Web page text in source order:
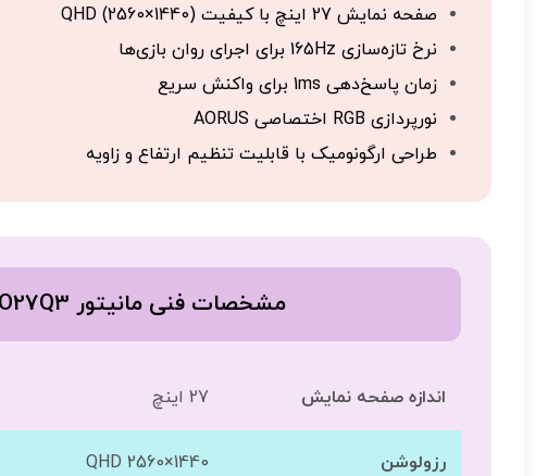
صفحه نمایش 27 اینچ با کیفیت QHD (2560×1440)
نرخ تازه‌سازی 165Hz برای اجرای روان بازی‌ها
زمان پاسخ‌دهی 1ms برای واکنش سریع
نورپردازی RGB اختصاصی AORUS
طراحی ارگونومیک با قابلیت تنظیم ارتفاع و زاویه
مشخصات فنی مانیتور FO27Q3
اندازه صفحه نمایش 27 اینچ
رزولوشن QHD 2560×1440